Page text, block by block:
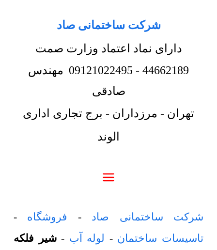
شرکت ساختمانی صاد
دارای نماد اعتماد وزارت صمت
44662189
-
09121022495 مهندس
صادقی
تهران - مرزداران - برج تجاری اداری
الوند
شرکت ساختمانی صاد - فروشگاه -
تاسیسات ساختمان - لوله آب -شیر فلکه